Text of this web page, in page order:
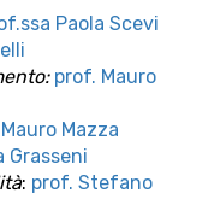
Paola Scevi
prof. Mauro
Mazza
Grasseni
: prof. Stefano